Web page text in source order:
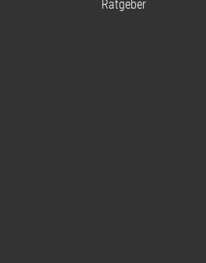
Ratgeber